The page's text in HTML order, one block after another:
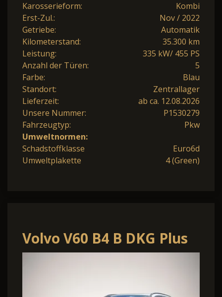
Karosserieform:
Kombi
Erst-Zul.:
Nov / 2022
Getriebe:
Automatik
Kilometerstand:
35.300 km
Leistung:
335 kW/ 455 PS
Anzahl der Türen:
5
Farbe:
Blau
Standort:
Zentrallager
Lieferzeit:
ab ca. 12.08.2026
Unsere Nummer:
P1530279
Fahrzeugtyp:
Pkw
Umweltnormen:
Schadstoffklasse
Euro6d
Umweltplakette
4 (Green)
Volvo V60 B4 B DKG Plus
Dark Pano*Head-